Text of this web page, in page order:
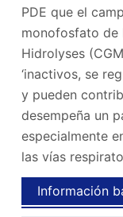
PDE que el
monofosfato de
Hidrolyses
‘inactivos, se
y pueden
desempeña un
especialmente
las vías
Información